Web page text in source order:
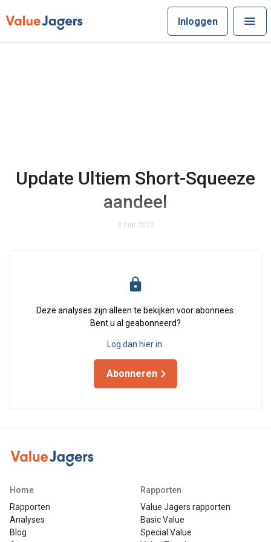
Inloggen
Update Ultiem Short-Squeeze
aandeel
8 juni 2020
Deze analyses zijn alleen te bekijken voor abonnees.
Bent u al geabonneerd?
Log dan hier in.
Abonneren
Home
Rapporten
Analyses
Blog
Rapporten
Value Jagers rapporten
Basic Value
Special Value